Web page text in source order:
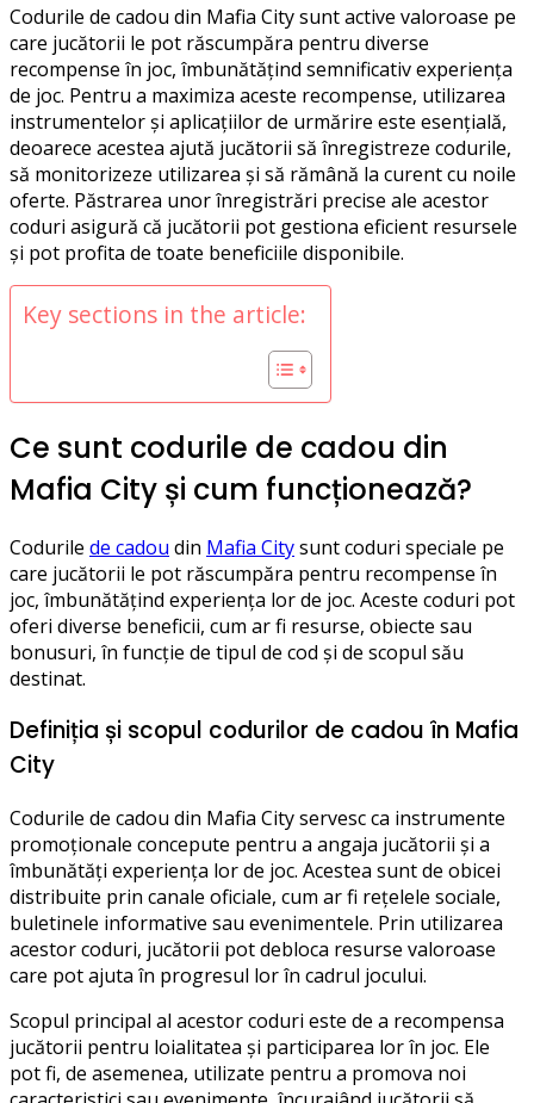
Codurile de cadou din Mafia City sunt active valoroase pe
care jucătorii le pot răscumpăra pentru diverse
recompense în joc, îmbunătățind semnificativ experiența
de joc. Pentru a maximiza aceste recompense, utilizarea
instrumentelor și aplicațiilor de urmărire este esențială,
deoarece acestea ajută jucătorii să înregistreze codurile,
să monitorizeze utilizarea și să rămână la curent cu noile
oferte. Păstrarea unor înregistrări precise ale acestor
coduri asigură că jucătorii pot gestiona eficient resursele
și pot profita de toate beneficiile disponibile.
Key sections in the article:
Ce sunt codurile de cadou din
Mafia City și cum funcționează?
Codurile de cadou din Mafia Citysunt coduri speciale pe
care jucătorii le pot răscumpăra pentru recompense în
joc, îmbunătățind experiența lor de joc. Aceste coduri pot
oferi diverse beneficii, cum ar fi resurse, obiecte sau
bonusuri, în funcție de tipul de cod și de scopul său
destinat.
Definiția și scopul codurilor de cadou în Mafia
City
Codurile de cadou din Mafia City servesc ca instrumente
promoționale concepute pentru a angaja jucătorii și a
îmbunătăți experiența lor de joc. Acestea sunt de obicei
distribuite prin canale oficiale, cum ar fi rețelele sociale,
buletinele informative sau evenimentele. Prin utilizarea
acestor coduri, jucătorii pot debloca resurse valoroase
care pot ajuta în progresul lor în cadrul jocului.
Scopul principal al acestor coduri este de a recompensa
jucătorii pentru loialitatea și participarea lor în joc. Ele
pot fi, de asemenea, utilizate pentru a promova noi